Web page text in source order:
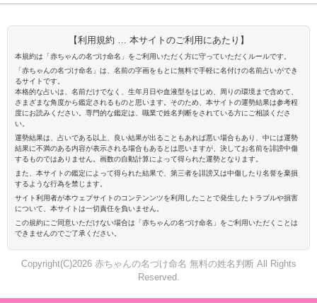
【利用規約 … 本サイトのご利用にあたり】
本規約は「赤ちゃんの名づけ命名」をご利用いただく方に守っていただくルールです。
「赤ちゃんの名づけ命名」は、名前の字画をもとに無料で手軽に名付けの名前占いができ
るサイトです。
本格的な占いは、名前だけでなく、生年月日や血液型をはじめ、周りの環境まで含めて、
さまざまな角度から鑑定されるものと思います。そのため、本サイトの運勢結果は参考程
度にお読みください。専門的な鑑定は、職業で姓名判断をされている方にご相談くださ
い。
運勢結果は、占いである以上、良い結果が出ることもあれば悪い場合もあり、中には運勢
結果に不満のある内容が表示される場合もあるとは思いますが、決してお名前を誹謗中傷
するものではありません。画数の自動計算によって得られた運勢となります。
また、本サイトの鑑定によって得られた結果で、第三者を誹謗又は中傷したり名誉を棄損
するような行為を禁じます。
サイト利用者が本ウェブサイトのコンテンンツを利用したことで発生したトラブルや損害
について、本サイトは一切責任を負いません。
この規約にご同意いただけない場合は「赤ちゃんの名づけ命名」をご利用いただくことは
できませんのでご了承ください。
Copyright(C)2026 赤ちゃんの名づけ命名 無料の姓名判断 All Rights
Reserved.